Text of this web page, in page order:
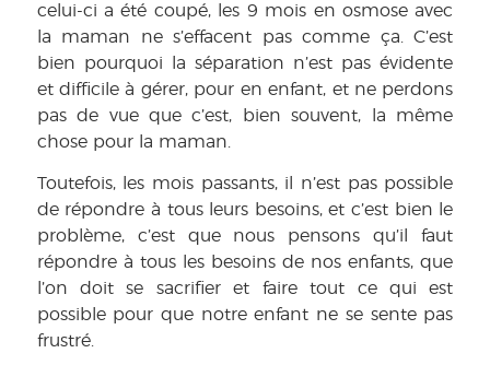
celui-ci a été coupé, les 9 mois en osmose avec
la maman ne s’effacent pas comme ça. C’est
bien pourquoi la séparation n’est pas évidente
et difficile à gérer, pour en enfant, et ne perdons
pas de vue que c’est, bien souvent, la même
chose pour la maman.
Toutefois, les mois passants, il n’est pas possible
de répondre à tous leurs besoins, et c’est bien le
problème, c’est que nous pensons qu’il faut
répondre à tous les besoins de nos enfants, que
l’on doit se sacrifier et faire tout ce qui est
possible pour que notre enfant ne se sente pas
frustré.